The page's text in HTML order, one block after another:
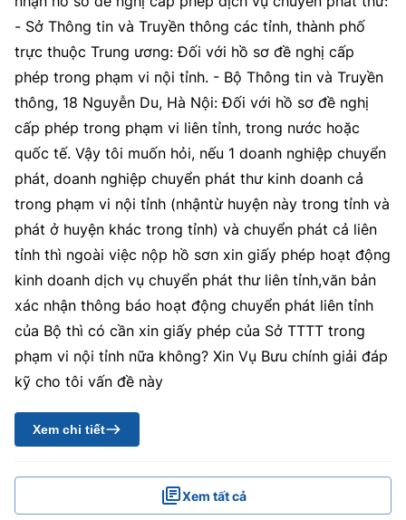
- Sở Thông tin và Truyền thông các tỉnh, thành phố
trực thuộc Trung ương: Đối với hồ sơ đề nghị cấp
phép trong phạm vi nội tỉnh. - Bộ Thông tin và Truyền
thông, 18 Nguyễn Du, Hà Nội: Đối với hồ sơ đề nghị
cấp phép trong phạm vi liên tỉnh, trong nước hoặc
quốc tế. Vậy tôi muốn hỏi, nếu 1 doanh nghiệp chuyển
phát, doanh nghiệp chuyển phát thư kinh doanh cả
trong phạm vi nội tỉnh (nhậntừ huyện này trong tỉnh và
phát ở huyện khác trong tỉnh) và chuyển phát cả liên
tỉnh thì ngoài việc nộp hồ sơn xin giấy phép hoạt động
kinh doanh dịch vụ chuyển phát thư liên tỉnh,văn bản
xác nhận thông báo hoạt động chuyển phát liên tỉnh
của Bộ thì có cần xin giấy phép của Sở TTTT trong
phạm vi nội tỉnh nữa không? Xin Vụ Bưu chính giải đáp
kỹ cho tôi vấn đề này
Xem chi tiết
Xem tất cả